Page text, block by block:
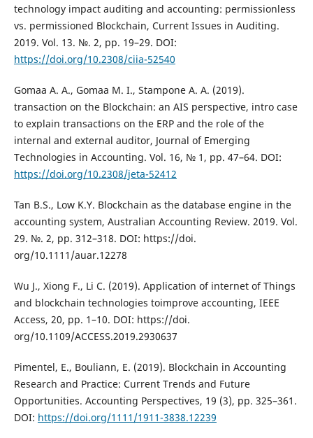
technology impact auditing and accounting: permissionless
vs. permissioned Blockchain, Current Issues in Auditing.
2019. Vol. 13. №. 2, pp. 19–29. DOI:
https://doi.org/10.2308/ciia-52540
Gomaa A. A., Gomaa M. I., Stampone A. A. (2019).
transaction on the Blockchain: an AIS perspective, intro case
to explain transactions on the ERP and the role of the
internal and external auditor, Journal of Emerging
Technologies in Accounting. Vol. 16, № 1, pp. 47–64. DOI:
https://doi.org/10.2308/jeta-52412
Tan B.S., Low K.Y. Blockchain as the database engine in the
accounting system, Australian Accounting Review. 2019. Vol.
29. №. 2, pp. 312–318. DOI: https://doi.
org/10.1111/auar.12278
Wu J., Xiong F., Li C. (2019). Application of internet of Things
and blockchain technologies toimprove accounting, IEEE
Access, 20, рр. 1–10. DOI: https://doi.
org/10.1109/ACCESS.2019.2930637
Pimentel, E., Bouliann, E. (2019). Blockchain in Accounting
Research and Practice: Current Trends and Future
Opportunities. Accounting Perspectives, 19 (3), рр. 325–361.
DOI: https://doi.org/1111/1911-3838.12239